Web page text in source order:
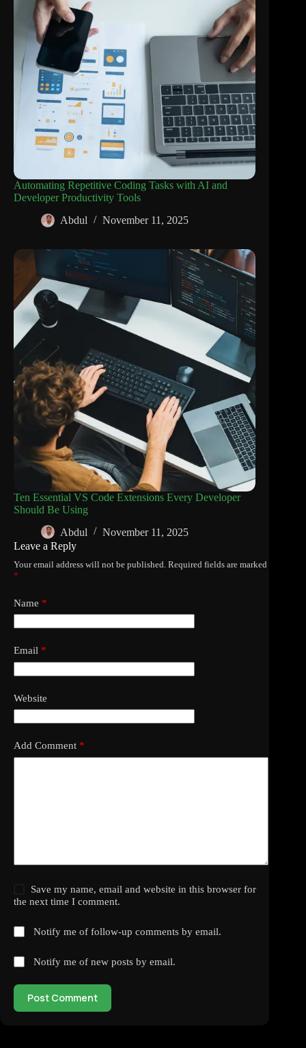
Automating Repetitive Coding Tasks with AI and
Developer Productivity Tools
Abdul
November 11, 2025
Ten Essential VS Code Extensions Every Developer
Should Be Using
Abdul
November 11, 2025
Leave a Reply
Your email address will not be published. Required fields are marked
*
Name *
Email *
Website
Add Comment *
Save my name, email and website in this browser for
the next time I comment.
Notify me of follow-up comments by email.
Notify me of new posts by email.
Post Comment